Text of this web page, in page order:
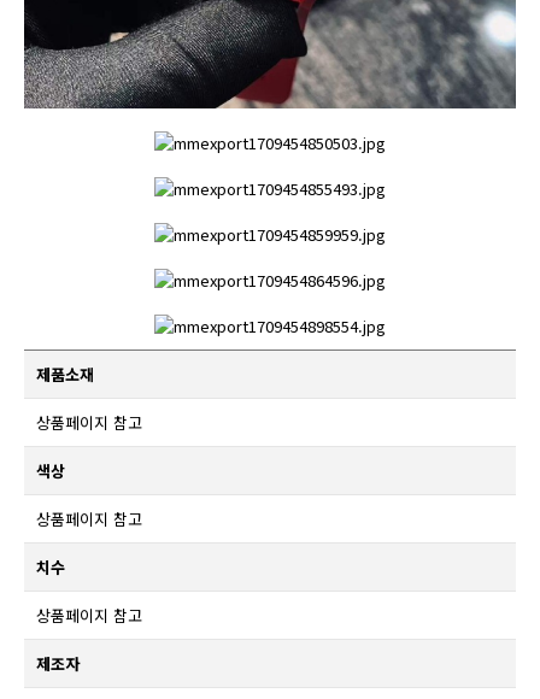
제품소재
상품페이지 참고
색상
상품페이지 참고
치수
상품페이지 참고
제조자